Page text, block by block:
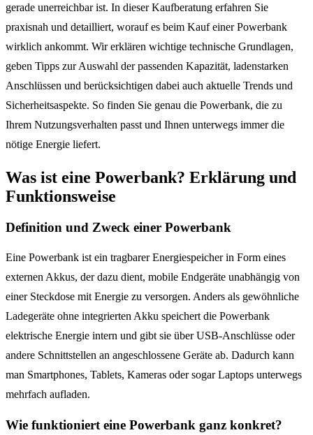
gerade unerreichbar ist. In dieser Kaufberatung erfahren Sie
praxisnah und detailliert, worauf es beim Kauf einer Powerbank
wirklich ankommt. Wir erklären wichtige technische Grundlagen,
geben Tipps zur Auswahl der passenden Kapazität, ladenstarken
Anschlüssen und berücksichtigen dabei auch aktuelle Trends und
Sicherheitsaspekte. So finden Sie genau die Powerbank, die zu
Ihrem Nutzungsverhalten passt und Ihnen unterwegs immer die
nötige Energie liefert.
Was ist eine Powerbank? Erklärung und
Funktionsweise
Definition und Zweck einer Powerbank
Eine Powerbank ist ein tragbarer Energiespeicher in Form eines
externen Akkus, der dazu dient, mobile Endgeräte unabhängig von
einer Steckdose mit Energie zu versorgen. Anders als gewöhnliche
Ladegeräte ohne integrierten Akku speichert die Powerbank
elektrische Energie intern und gibt sie über USB-Anschlüsse oder
andere Schnittstellen an angeschlossene Geräte ab. Dadurch kann
man Smartphones, Tablets, Kameras oder sogar Laptops unterwegs
mehrfach aufladen.
Wie funktioniert eine Powerbank ganz konkret?